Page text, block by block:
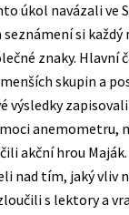
úkol navázali ve
si každý
znaky. Hlavní
skupin a
anemometru,
akční hrou
nad tím, jaký vliv
s lektory a